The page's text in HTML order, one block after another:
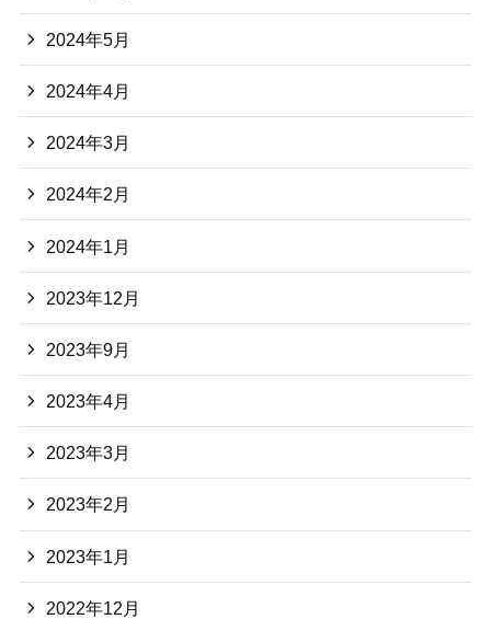
2024年5月
2024年4月
2024年3月
2024年2月
2024年1月
2023年12月
2023年9月
2023年4月
2023年3月
2023年2月
2023年1月
2022年12月